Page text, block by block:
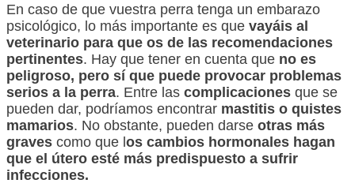
En caso de que vuestra perra tenga un embarazo
psicológico, lo más importante es que vayáis al
veterinario para que os de las recomendaciones
pertinentes. Hay que tener en cuenta que no es
peligroso, pero sí que puede provocar problemas
serios a la perra. Entre las complicaciones que se
pueden dar, podríamos encontrar mastitis o quistes
mamarios. No obstante, pueden darse otras más
graves como que los cambios hormonales hagan
que el útero esté más predispuesto a sufrir
infecciones.